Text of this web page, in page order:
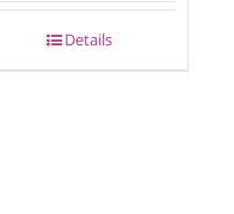
Details